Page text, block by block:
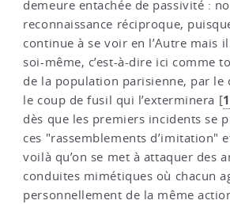
demeure entachée de passivité :
reconnaissance réciproque,
continue à se voir en l’Autre mais
soi-même, c’est-à-dire ici comme
de la population parisienne, par le
le coup de fusil qui l’exterminera [
dès que les premiers incidents se
ces "rassemblements d’imitation"
voilà qu’on se met à attaquer des
conduites mimétiques où chacun
personnellement de la même